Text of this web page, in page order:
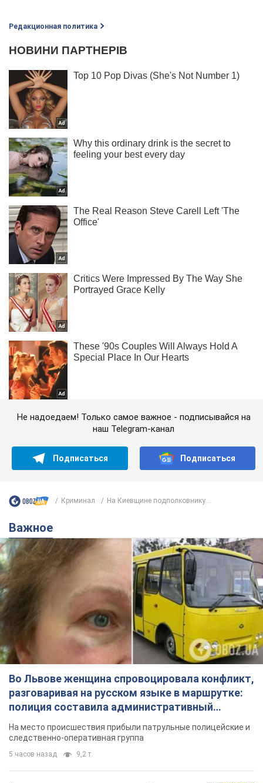
Редакционная политика
Не надоедаем! Только самое важное - подписывайся на
наш Telegram-канал
Подписаться Подписаться
Криминал На Киевщине подполковнику...
Важное
Во Львове женщина спровоцировала конфликт,
разговаривая на русском языке в маршрутке:
полиция составила административный
протокол. Видео
На место происшествия прибыли патрульные полицейские и
следственно-оперативная группа
5 часов назад 9,2 т.